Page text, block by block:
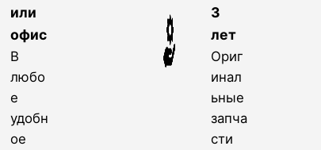
или
офис
В
любо
е
удобн
ое
3
лет
Ориг
инал
ьные
запча
сти